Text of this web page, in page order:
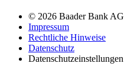
© 2026 Baader Bank AG
Impressum
Rechtliche Hinweise
Datenschutz
Datenschutzeinstellungen